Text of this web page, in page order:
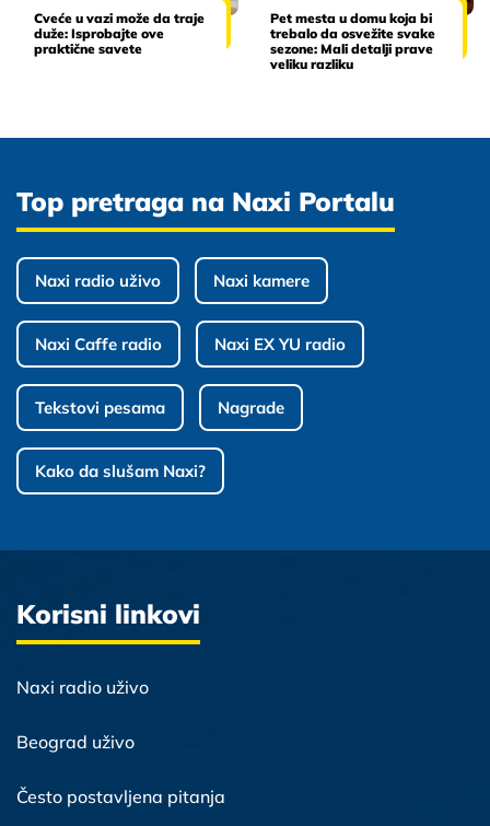
Cveće u vazi može da traje
duže: Isprobajte ove
praktične savete
Pet mesta u domu koja bi
trebalo da osvežite svake
sezone: Mali detalji prave
veliku razliku
Top pretraga na Naxi Portalu
Naxi radio uživo Naxi kamere
Naxi Caffe radio Naxi EX YU radio
Tekstovi pesama Nagrade
Kako da slušam Naxi?
Korisni linkovi
Naxi radio uživo
Beograd uživo
Često postavljena pitanja